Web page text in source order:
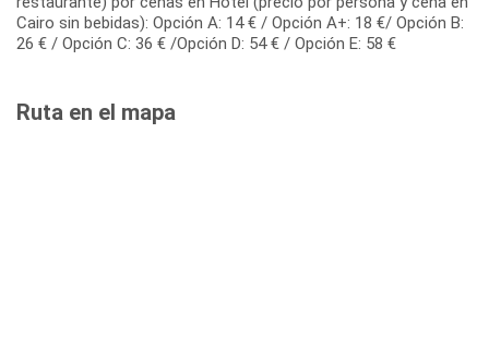
Cairo sin bebidas): Opción A: 14 € / Opción A+: 18 €/ Opción B:
26 € / Opción C: 36 € /Opción D: 54 € / Opción E: 58 €
Ruta en el mapa